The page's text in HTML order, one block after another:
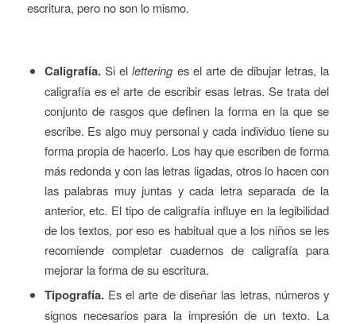
escritura, pero no son lo mismo.
Caligrafía. Si ellettering es el arte de dibujar letras, la
caligrafía es el arte de escribir esas letras. Se trata del
conjunto de rasgos que definen la forma en la que se
escribe. Es algo muy personal y cada individuo tiene su
forma propia de hacerlo. Los hay que escriben de forma
más redonda y con las letras ligadas, otros lo hacen con
las palabras muy juntas y cada letra separada de la
anterior, etc. El tipo de caligrafía influye en la legibilidad
de los textos, por eso es habitual que a los niños se les
recomiende completar cuadernos de caligrafía para
mejorar la forma de su escritura.
Tipografía. Es el arte de diseñar las letras, números y
signos necesarios para la impresión de un texto. La